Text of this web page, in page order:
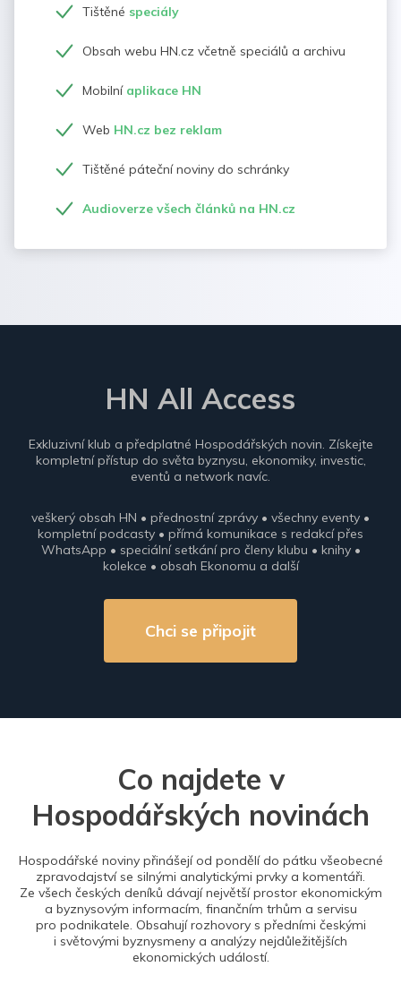
Tištěné speciály
Obsah webu HN.cz včetně speciálů a archivu
Mobilní aplikace HN
Web HN.cz bez reklam
Tištěné páteční noviny do schránky
Audioverze všech článků na HN.cz
HN All Access
Exkluzivní klub a předplatné Hospodářských novin. Získejte
kompletní přístup do světa byznysu, ekonomiky, investic,
eventů a network navíc.
veškerý obsah HN • přednostní zprávy • všechny eventy •
kompletní podcasty • přímá komunikace s redakcí přes
WhatsApp • speciální setkání pro členy klubu • knihy •
kolekce • obsah Ekonomu a další
Chci se připojit
Co najdete v
Hospodářských novinách
Hospodářské noviny přinášejí od pondělí do pátku všeobecné
zpravodajství se silnými analytickými prvky a komentáři.
Ze všech českých deníků dávají největší prostor ekonomickým
a byznysovým informacím, finančním trhům a servisu
pro podnikatele. Obsahují rozhovory s předními českými
i světovými byznysmeny a analýzy nejdůležitějších
ekonomických událostí.